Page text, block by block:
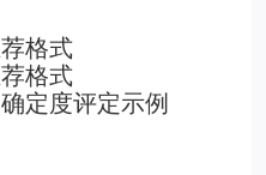
格式
格式
定度评定示例